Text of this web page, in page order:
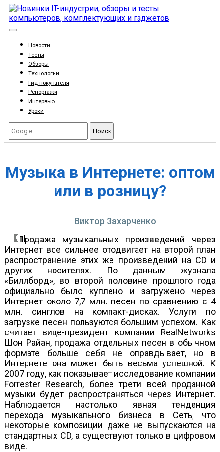
Новости
Тесты
Обзоры
Технологии
Гид покупателя
Репортажи
Интервью
Уроки
Поиск
Музыка в Интернете: оптом
или в розницу?
Виктор Захарченко
родажа музыкальных произведений через
Интернет все сильнее отодвигает на второй план
распространение этих же произведений на CD и
других носителях. По данным журнала
«Биллборд», во второй половине прошлого года
официально было куплено и загружено через
Интернет около 7,7 млн. песен по сравнению с 4
млн. синглов на компакт-дисках. Услуги по
загрузке песен пользуются большим успехом. Как
считает вице-президент компании RealNetworks
Шон Райан, продажа отдельных песен в обычном
формате больше себя не оправдывает, но в
Интернете она может быть весьма успешной. К
2007 году, как показывает исследование компании
Forrester Research, более трети всей проданной
музыки будет распространяться через Интернет.
Наблюдается настолько явная тенденция
перехода музыкального бизнеса в Сеть, что
некоторые композиции даже не выпускаются на
стандартных CD, а существуют только в цифровом
виде.